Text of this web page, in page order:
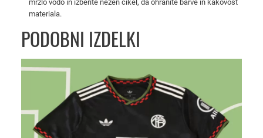
l
č
i
mrzlo vodo in izberite nežen cikel, da ohranite barve in kakovost
materiala.
PODOBNI IZDELKI